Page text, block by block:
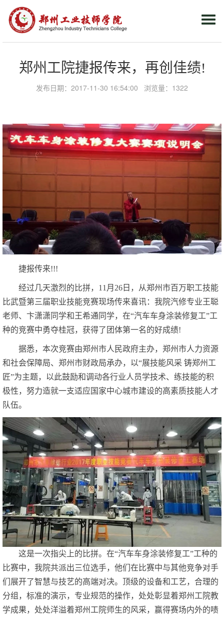
郑州工院捷报传来，再创佳绩!
发布日期：2017-11-30 16:54:00 浏览量： 1322
捷报传来!!!
经过几天激烈的比拼，11月26日，从郑州市百万职工技能
比武暨第三届职业技能竞赛现场传来喜讯：我院汽修专业王聪
老师、卞潇潇同学和王希通同学，在“汽车车身涂装修复工”工
种的竞赛中勇夺桂冠，获得了团体第一名的好成绩!
据悉，本次竞赛由郑州市人民政府主办，郑州市人力资源
和社会保障局、郑州市财政局承办，以“展技能风采 铸郑州工
匠”为主题，以此鼓励和调动各行业人员学技术、练技能的积
极性，努力造就一支适应国家中心城市建设的高素质技能人才
队伍。
这是一次指尖上的比拼。在“汽车车身涂装修复工”工种的
比赛中，我院共派出三位选手，他们在比赛中与其他竞争对手
们展开了智慧与技艺的高端对决。顶级的设备和工艺，合理的
分组，标准的演示，专业规范的操作，处处彰显着郑州工院教
学成果，处处洋溢着郑州工院师生的风采，赢得赛场内外的啧